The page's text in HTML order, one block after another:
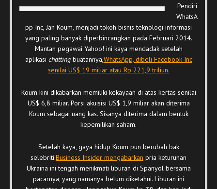
Pendiri
WhatsA
pp Inc, Jan Koum, menjadi tokoh bisnis teknologi informasi
yang paling banyak diperbincangkan pada Februari 2014.
Mantan pegawai Yahoo! ini kaya mendadak setelah
aplikasi chattingbuatannya, WhatsApp, dibeli Facebook Inc
senilai US$ 19 miliar atau Rp 221,9 triliun.
Koum kini dikabarkan memiliki kekayaan di atas kertas senilai
US$ 6,8 miliar. Porsi akuisisi US$ 1,9 miliar akan diterima
Koum sebagai uang kas. Sisanya diterima dalam bentuk
kepemilikan saham.
Setelah kaya, gaya hidup Koum pun berubah bak
selebriti.Business Insider mengabarkan pria keturunan
Ukraina ini tengah menikmati liburan di Spanyol bersama
pacarnya, yang namanya belum diketahui. Liburan ini